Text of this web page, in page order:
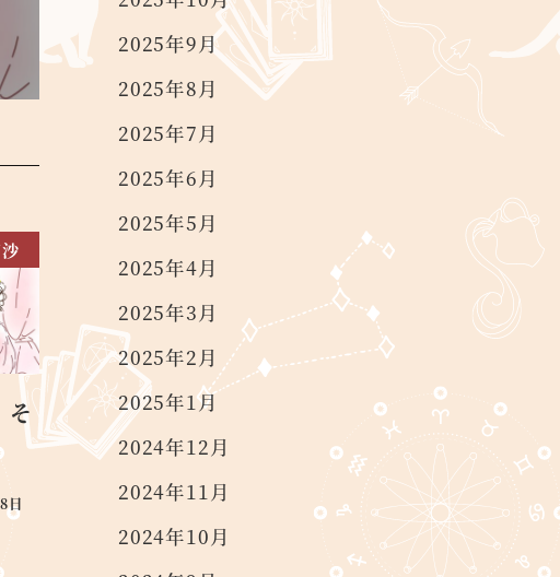
そ
日
2025年9月
2025年8月
2025年7月
2025年6月
2025年5月
2025年4月
2025年3月
2025年2月
2025年1月
2024年12月
2024年11月
2024年10月